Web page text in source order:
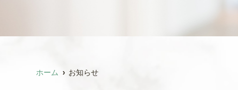
ホーム お知らせ